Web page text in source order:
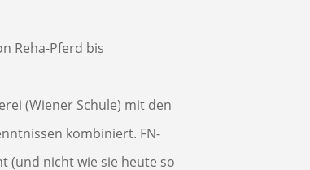
Reha-Pferd bis
(Wiener Schule) mit den
kombiniert. FN-
(und nicht wie sie heute so